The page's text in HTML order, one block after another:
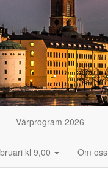
Vårprogram 2026
kl 9,00 Om oss